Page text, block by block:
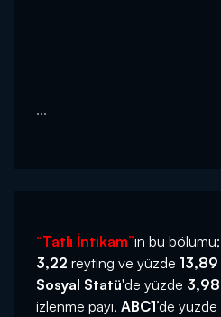
...
“Tatlı İntikam”ın bu bölümü;
3,22 reyting ve yüzde 13,89
Sosyal Statü'de yüzde 3,98
izlenme payı, ABC1’de yüzde